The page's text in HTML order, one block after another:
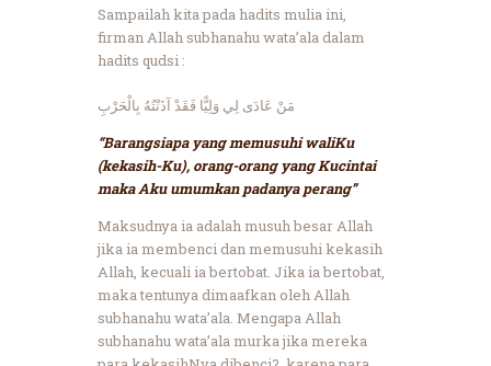
Sampailah kita pada hadits mulia ini,
firman Allah subhanahu wata’ala dalam
hadits qudsi :
مَنْ عَادَى لِي وَلِيًّا فَقَدْ آذَنْتُهُ بِالْحَرْبِ
“Barangsiapa yang memusuhi waliKu
(kekasih-Ku), orang-orang yang Kucintai
maka Aku umumkan padanya perang”
Maksudnya ia adalah musuh besar Allah
jika ia membenci dan memusuhi kekasih
Allah, kecuali ia bertobat. Jika ia bertobat,
maka tentunya dimaafkan oleh Allah
subhanahu wata’ala. Mengapa Allah
subhanahu wata’ala murka jika mereka